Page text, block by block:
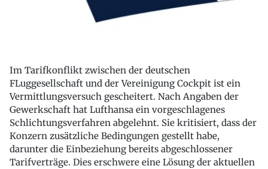
Im Tarifkonflikt zwischen der deutschen
FLuggesellschaft und der Vereinigung Cockpit ist ein
Vermittlungsversuch gescheitert. Nach Angaben der
Gewerkschaft hat Lufthansa ein vorgeschlagenes
Schlichtungsverfahren abgelehnt. Sie kritisiert, dass der
Konzern zusätzliche Bedingungen gestellt habe,
darunter die Einbeziehung bereits abgeschlossener
Tarifverträge. Dies erschwere eine Lösung der aktuellen